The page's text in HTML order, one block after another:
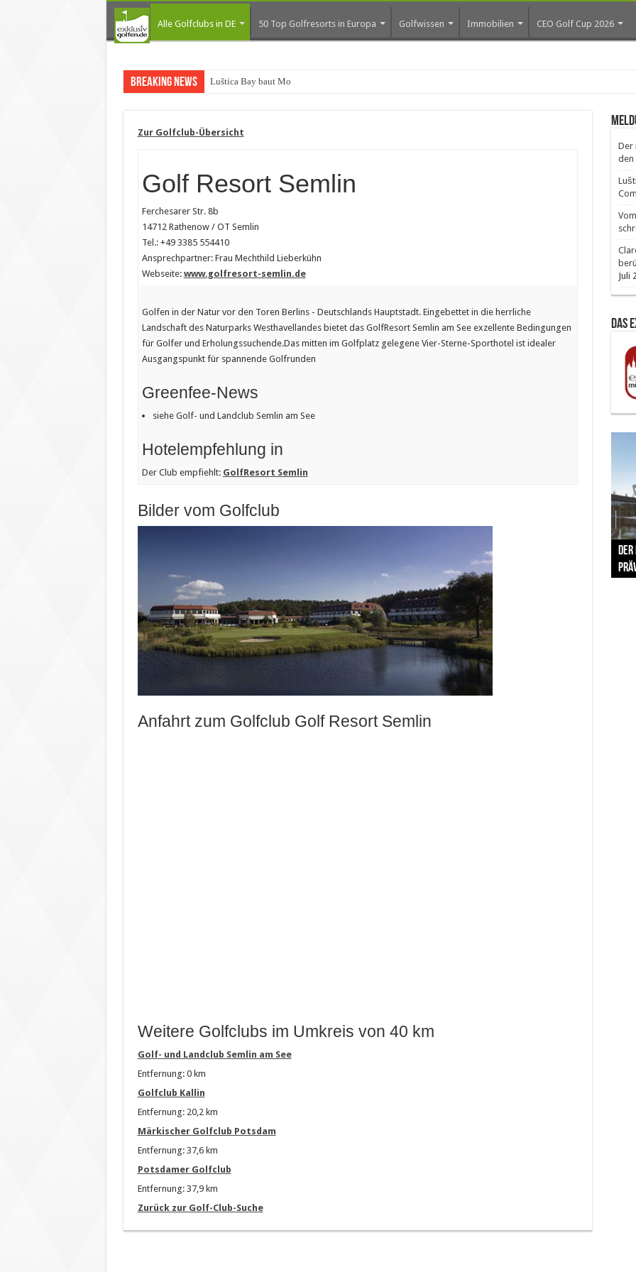
Alle Golfclubs in DE 50 Top Golfresorts in Europa Golfwissen Immobilien CEO Golf Cup 2026
Breaking News Luštica Bay baut Montenegros erste
Zur Golfclub-Übersicht
Golf Resort Semlin
Ferchesarer Str. 8b
14712 Rathenow / OT Semlin
Tel.: +49 3385 554410
Ansprechpartner: Frau Mechthild Lieberkühn
Webseite: www.golfresort-semlin.de
Golfen in der Natur vor den Toren Berlins - Deutschlands Hauptstadt. Eingebettet in die herrliche
Landschaft des Naturparks Westhavellandes bietet das GolfResort Semlin am See exzellente Bedingungen
für Golfer und Erholungssuchende.Das mitten im Golfplatz gelegene Vier-Sterne-Sporthotel ist idealer
Ausgangspunkt für spannende Golfrunden
Greenfee-News
siehe Golf- und Landclub Semlin am See
Hotelempfehlung in
Der Club empfiehlt: GolfResort Semlin
Bilder vom Golfclub
Anfahrt zum Golfclub Golf Resort Semlin
Weitere Golfclubs im Umkreis von 40 km
Golf- und Landclub Semlin am See
Entfernung: 0 km
Golfclub Kallin
Entfernung: 20,2 km
Märkischer Golfclub Potsdam
Entfernung: 37,6 km
Potsdamer Golfclub
Entfernung: 37,9 km
Zurück zur Golf-Club-Suche
Der
den
Juli
Das
The